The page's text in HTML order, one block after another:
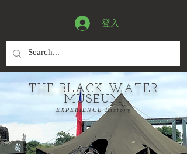
登入
THE BLACK WATER
MUSEUM
EXPERIENCE History